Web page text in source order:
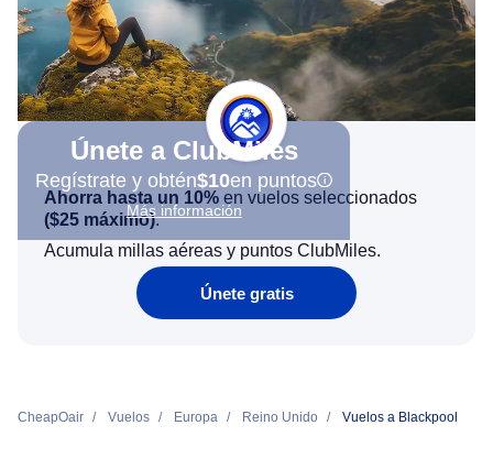
Únete a ClubMiles
Regístrate y obtén$10en puntos
Más información
Ahorra hasta un 10% en vuelos seleccionados
($25 máximo).
Acumula millas aéreas y puntos ClubMiles.
Únete gratis
CheapOair Vuelos Europa Reino Unido Vuelos a Blackpool